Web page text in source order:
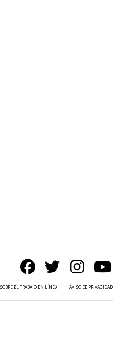
SOBRE EL TRABAJO EN LÍNEA AVISO DE PRIVACIDAD